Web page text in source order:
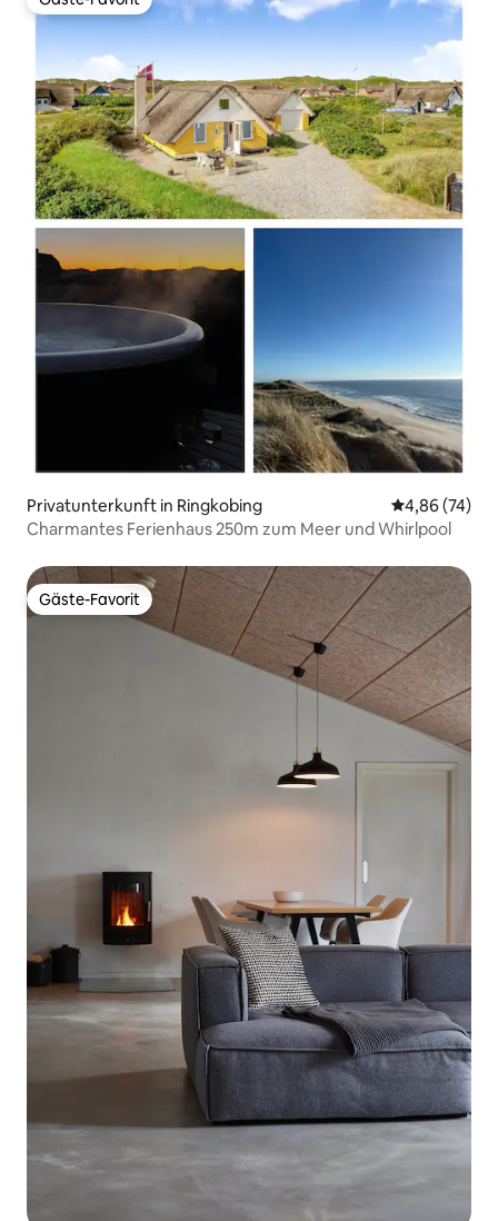
Gäste-Favorit
Privatunterkunft in Ringkobing
4,86 (74)
Charmantes Ferienhaus 250m zum Meer und Whirlpool
Gäste-Favorit
Gäste-Favorit